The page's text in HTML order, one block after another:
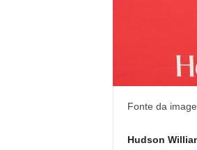
Fonte da
Hudson